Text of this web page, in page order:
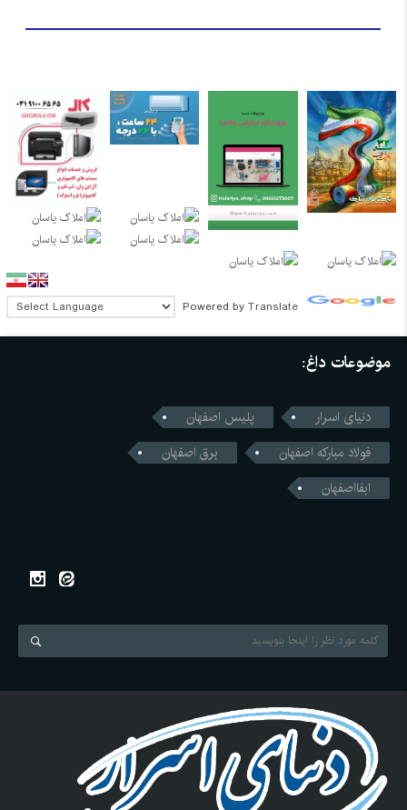
Powered by Translate
موضوعات داغ:
دنیای اسرار
پلیس اصفهان
فولاد مبارکه اصفهان
برق اصفهان
ابفااصفهان